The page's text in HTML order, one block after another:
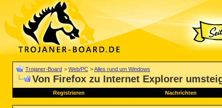
Trojaner-Board > Web/PC >Alles rund um Windows
Von Firefox zu Internet Explorer
Registrieren Nachrichten